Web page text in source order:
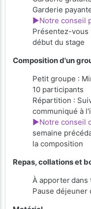
Garderie
►Notre conseil
Présentez-vous
début du stage
Composition d'un
Petit groupe :
10 participants
Répartition :
communiqué à
►Notre conseil
semaine
la composition
Repas, collations et
À apporterdans
Pause déjeuner